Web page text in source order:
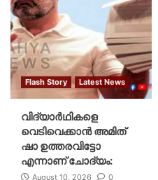
Flash Story Latest News
വിദ്യാര്‍ഥികളെ
വെടിവെക്കാന്‍ അമിത്
ഷാ ഉത്തരവിട്ടോ
എന്നാണ് ചോദ്യം:
August 10, 2026 0